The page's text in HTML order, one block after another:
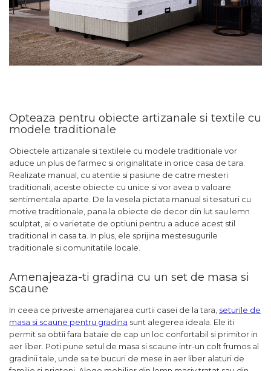
Opteaza pentru obiecte artizanale si textile cu
modele traditionale
Obiectele artizanale si textilele cu modele traditionale vor
aduce un plus de farmec si originalitate in orice casa de tara.
Realizate manual, cu atentie si pasiune de catre mesteri
traditionali, aceste obiecte cu unice si vor avea o valoare
sentimentala aparte. De la vesela pictata manual si tesaturi cu
motive traditionale, pana la obiecte de decor din lut sau lemn
sculptat, ai o varietate de optiuni pentru a aduce acest stil
traditional in casa ta. In plus, ele sprijina mestesugurile
traditionale si comunitatile locale.
Amenajeaza-ti gradina cu un set de masa si
scaune
In ceea ce priveste amenajarea curtii casei de la tara, seturile de
masa si scaune pentru gradina sunt alegerea ideala. Ele iti
permit sa obtii fara bataie de cap un loc confortabil si primitor in
aer liber. Poti pune setul de masa si scaune intr-un colt frumos al
gradinii tale, unde sa te bucuri de mese in aer liber alaturi de